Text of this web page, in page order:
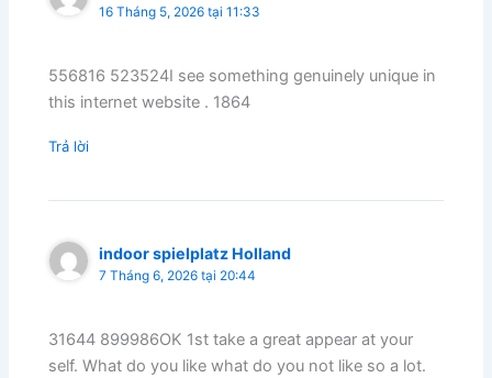
16 Tháng 5, 2026 tại 11:33
556816 523524I see something genuinely unique in
this internet website . 1864
Trả lời
indoor spielplatz Holland
7 Tháng 6, 2026 tại 20:44
31644 899986OK 1st take a great appear at your
self. What do you like what do you not like so a lot.